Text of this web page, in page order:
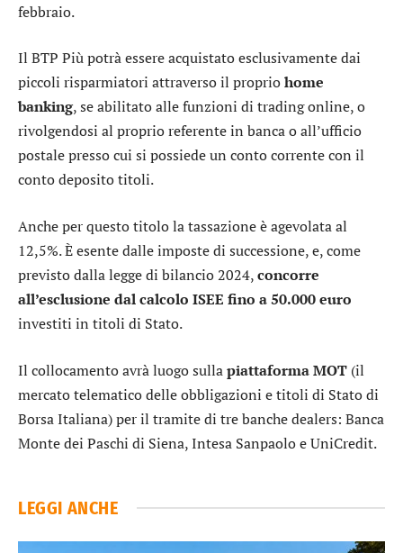
febbraio.
Il BTP Più potrà essere acquistato esclusivamente dai
piccoli risparmiatori attraverso il propriohome
banking, se abilitato alle funzioni di trading online, o
rivolgendosi al proprio referente in banca o all’ufficio
postale presso cui si possiede un conto corrente con il
conto deposito titoli.
Anche per questo titolo la tassazione è agevolata al
12,5%. È esente dalle imposte di successione, e, come
previsto dalla legge di bilancio 2024,concorre
all’esclusione dal calcolo ISEE fino a 50.000 euro
investiti in titoli di Stato.
Il collocamento avrà luogo sullapiattaforma MOT (il
mercato telematico delle obbligazioni e titoli di Stato di
Borsa Italiana) per il tramite di tre banche dealers: Banca
Monte dei Paschi di Siena,Intesa SanpaoloeUniCredit.
LEGGI ANCHE